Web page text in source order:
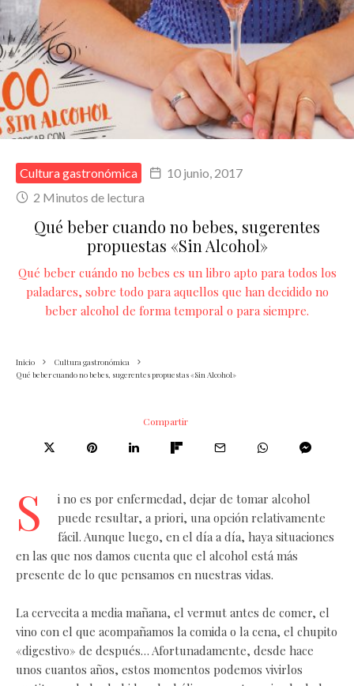
Cultura gastronómica
10 junio, 2017
2 Minutos de lectura
Qué beber cuando no bebes, sugerentes
propuestas «Sin Alcohol»
Qué beber cuándo no bebes es un libro apto para todos los
paladares, sobre todo para aquellos que han decidido no
beber alcohol de forma temporal o para siempre.
Inicio
Cultura gastronómica
Qué beber cuando no bebes, sugerentes propuestas «Sin Alcohol»
Compartir
S
i no es por enfermedad, dejar de tomar alcohol
puede resultar, a priori, una opción relativamente
fácil. Aunque luego, en el día a día, haya situaciones
en las que nos damos cuenta que el alcohol está más
presente de lo que pensamos en nuestras vidas.
La cervecita a media mañana, el vermut antes de comer, el
vino con el que acompañamos la comida o la cena, el chupito
«digestivo» de después… Afortunadamente, desde hace
unos cuantos años, estos momentos podemos vivirlos